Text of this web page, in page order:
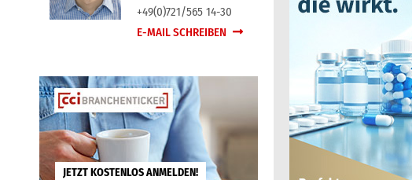
+49(0)721/565 14-30
E-MAIL SCHREIBEN
JETZT KOSTENLOS ANMELDEN!